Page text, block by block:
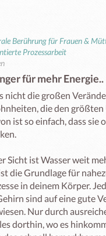
Berührung für Frauen &
Prozessarbeit
für mehr Energie..
nicht die großen
die den
ist so einfach, dass
Sicht ist Wasser weit
die Grundlage für
in deinem Körper.
sind auf eine gute
Nur durch
dorthin, wo es